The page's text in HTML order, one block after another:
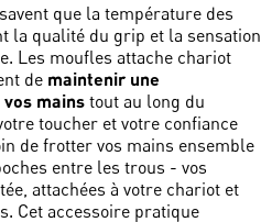
que la température des
la qualité du grip et la sensation
Les moufles attache chariot
de maintenir une
mains tout au long du
toucher et votre confiance
de frotter vos mains ensemble
entre les trous - vos
attachées à votre chariot et
Cet accessoire pratique